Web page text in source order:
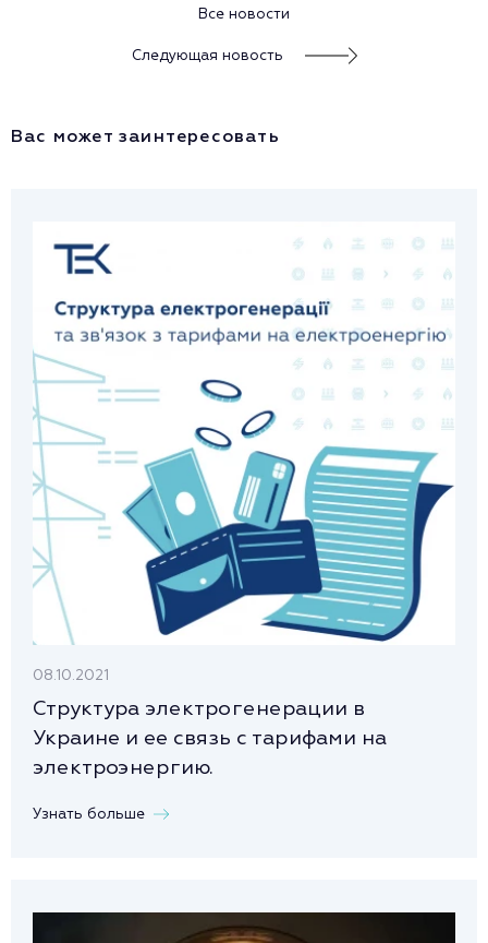
Все новости
Следующая новость
Вас может заинтересовать
08.10.2021
Структура электрогенерации в
Украине и ее связь с тарифами на
электроэнергию.
Узнать больше